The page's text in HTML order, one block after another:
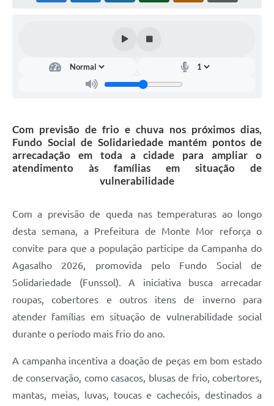
Com previsão de frio e chuva nos próximos dias,
Fundo Social de Solidariedade mantém pontos de
arrecadação em toda a cidade para ampliar o
atendimento às famílias em situação de
vulnerabilidade
Com a previsão de queda nas temperaturas ao longo
desta semana, a Prefeitura de Monte Mor reforça o
convite para que a população participe da Campanha do
Agasalho 2026, promovida pelo Fundo Social de
Solidariedade (Funssol). A iniciativa busca arrecadar
roupas, cobertores e outros itens de inverno para
atender famílias em situação de vulnerabilidade social
durante o período mais frio do ano.
A campanha incentiva a doação de peças em bom estado
de conservação, como casacos, blusas de frio, cobertores,
mantas, meias, luvas, toucas e cachecóis, destinados a